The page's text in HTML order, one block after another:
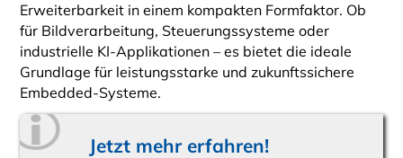
Erweiterbarkeit in einem kompakten Formfaktor. Ob
für Bildverarbeitung, Steuerungssysteme oder
industrielle KI-Applikationen – es bietet die ideale
Grundlage für leistungsstarke und zukunftssichere
Embedded-Systeme.
Jetzt mehr erfahren!